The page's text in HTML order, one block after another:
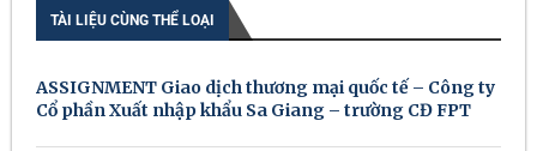
TÀI LIỆU CÙNG THỂ LOẠI
ASSIGNMENT Giao dịch thương mại quốc tế – Công ty
Cổ phần Xuất nhập khẩu Sa Giang – trường CĐ FPT